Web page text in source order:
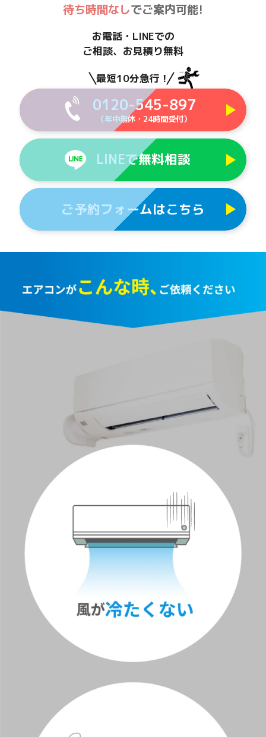
待ち時間なしでご案内可能!
お電話・LINEでの
ご相談、お見積り無料
最短10分急行！
0120-545-897
（年中無休・24時間受付）
LINEで無料相談
ご予約フォームはこちら